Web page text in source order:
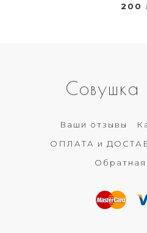
200
Совушка
Ваши отзывы
ОПЛАТА и
Обратная